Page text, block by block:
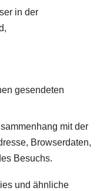
in der
gesendeten
mit der
Browserdaten,
Besuchs.
und ähnliche